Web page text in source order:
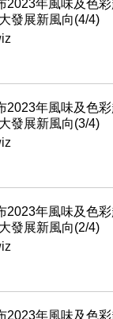
2023年風味及色
發展新風向(4/4)
2023年風味及色
發展新風向(3/4)
2023年風味及色
發展新風向(2/4)
2023年風味及色